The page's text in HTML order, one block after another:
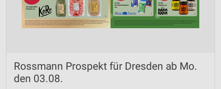
Rossmann Prospekt für Dresden ab Mo.
den 03.08.